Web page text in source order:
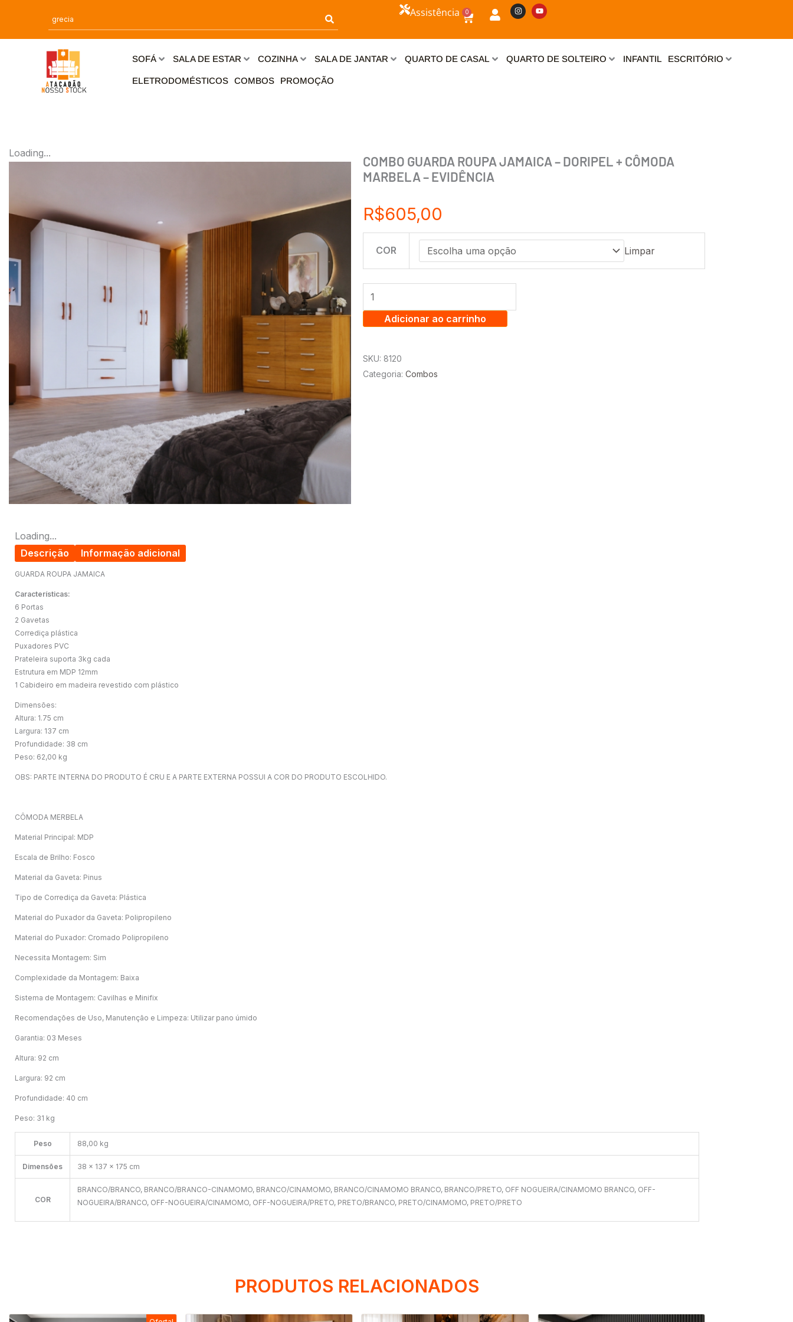
o
Assistência 0
Carrinho
I
n
s
a
Y
o
u
SOFÁ SALA DE ESTAR COZINHA SALA DE JANTAR QUARTO DE CASAL QUARTO DE SOLTEIRO INFANTIL ESCRITÓRIO
ELETRODOMÉSTICOS COMBOS PROMOÇÃO
Loading...
COMBO GUARDA ROUPA JAMAICA – DORIPEL + CÔMODA
MARBELA – EVIDÊNCIA
R$605,00
COR Limpar
COMBO
GUARDA
ROUPA
JAMAICA
CÔMODA
Adicionar ao carrinho
SKU: 8120
Categoria: Combos
Loading...
Descrição
Informação adicional
GUARDA ROUPA JAMAICA
Características:
6 Portas
2 Gavetas
Corrediça plástica
Puxadores PVC
Prateleira suporta 3kg cada
Estrutura em MDP 12mm
1 Cabideiro em madeira revestido com plástico
Dimensões:
Altura: 1.75 cm
Largura: 137 cm
Profundidade: 38 cm
Peso: 62,00 kg
OBS: PARTE INTERNA DO PRODUTO É CRU E A PARTE EXTERNA POSSUI A COR DO PRODUTO ESCOLHIDO.
CÔMODA MERBELA
Material Principal: MDP
Escala de Brilho: Fosco
Material da Gaveta: Pinus
Tipo de Corrediça da Gaveta: Plástica
Material do Puxador da Gaveta: Polipropileno
Material do Puxador: Cromado Polipropileno
Necessita Montagem: Sim
Complexidade da Montagem: Baixa
Sistema de Montagem: Cavilhas e Minifix
Recomendações de Uso, Manutenção e Limpeza: Utilizar pano úmido
Garantia: 03 Meses
Altura: 92 cm
Largura: 92 cm
Profundidade: 40 cm
Peso: 31 kg
Peso 88,00 kg
Dimensões 38 × 137 × 175 cm
COR
BRANCO/BRANCO, BRANCO/BRANCO-CINAMOMO, BRANCO/CINAMOMO, BRANCO/CINAMOMO BRANCO, BRANCO/PRETO, OFF NOGUEIRA/CINAMOMO BRANCO, OFF-
NOGUEIRA/BRANCO, OFF-NOGUEIRA/CINAMOMO, OFF-NOGUEIRA/PRETO, PRETO/BRANCO, PRETO/CINAMOMO, PRETO/PRETO
PRODUTOS RELACIONADOS